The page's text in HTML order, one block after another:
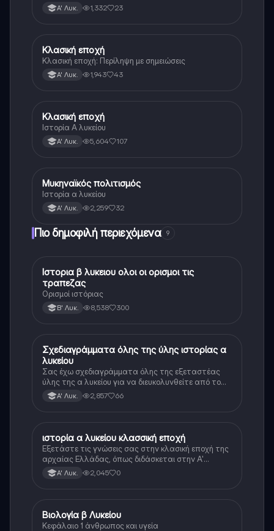
Α' Λυκ. 1,332 23
Ιστορία
Κλασική εποχή
Κλασική εποχή: Περίληψη με σημειώσεις
Α' Λυκ. 1,943 43
Ιστορία
Κλασική εποχή
Ιστορία Α λυκείου
Α' Λυκ. 5,604 107
Ιστορία
Μυκηναϊκός πολιτισμός
Ιστορία α λυκείου
Α' Λυκ. 2,259 32
Πιο δημοφιλή περιεχόμενα 9
Ιστορία
Ιστορια β λυκειου ολοι οι ορισμοι τις
τραπεζας
Ορισμοί ιστόριας
Β' Λυκ. 8,538 300
Ιστορία
Σχεδιαγράμματα όλης της ύλης ιστορίας α
λυκείου
Σας έχω σχεδιαγράμματα όλης της εξεταστέας
ύλης της α λυκείου για να διευκολυνθείτε από το
τεράστιο βάρος του βιβλίου
Α' Λυκ. 2,857 66
Ιστορία
ιστορία α λυκείου κλασσική εποχή
Εξετάστε τις γνώσεις σας στην κλασική εποχή της
αρχαίας Ελλάδας, όπως διδάσκεται στην Α'
Λυκείου.Α' Λυκ. 2,045 0
Βιολογία
Βιολογία β Λυκείου
Κεφάλαιο 1 άνθρωπος και υγεία